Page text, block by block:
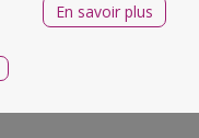
En savoir plus